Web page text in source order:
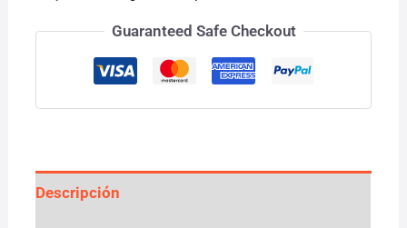
Guaranteed Safe Checkout
Descripción